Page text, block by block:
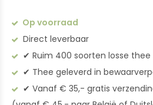
Op voorraad
Direct leverbaar
✔︎ Ruim 400 soorten losse
✔︎ Thee geleverd in
✔︎ Vanaf € 35,- gratis